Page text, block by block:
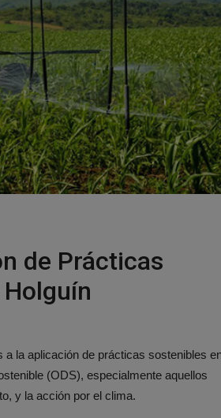
de Prácticas
la aplicación de prácticas sostenibles
(ODS), especialmente aquellos
y la acción por el clima.